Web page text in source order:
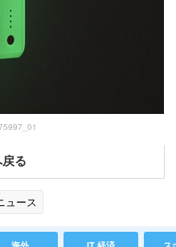
る
ュース